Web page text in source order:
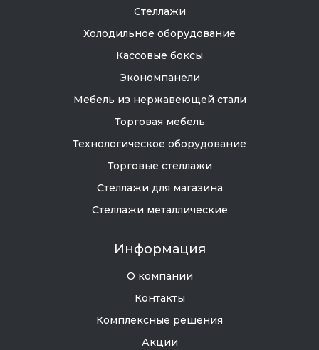
Стеллажи
Холодильное оборудование
Кассовые боксы
Экономпанели
Мебель из нержавеющей стали
Торговая мебель
Технологическое оборудование
Торговые стеллажи
Стеллажи для магазина
Стеллажи металлические
Информация
О компании
Контакты
Комплексные решения
Акции